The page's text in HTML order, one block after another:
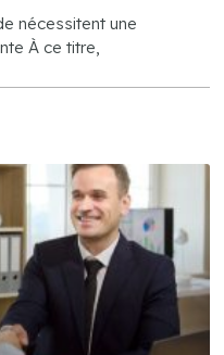
nécessitent une
À ce titre,